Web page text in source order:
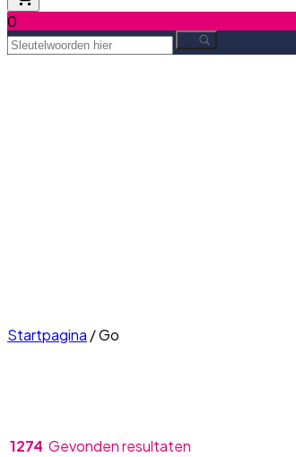
0
Startpagina /Go
1274 Gevonden resultaten